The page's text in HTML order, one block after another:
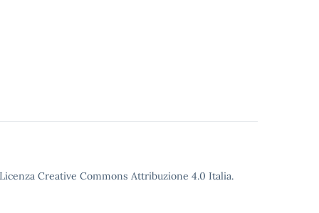
Creative Commons Attribuzione 4.0 Italia.